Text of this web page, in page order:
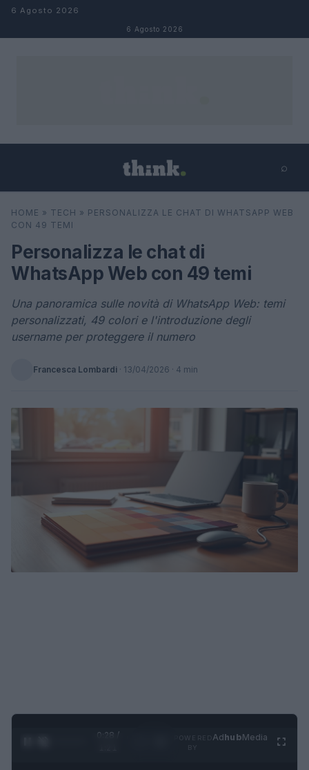
Salta al contenuto
6 Agosto 2026
6 Agosto 2026
⌕
Cerca ⌕ ×
HOME » TECH » PERSONALIZZA LE CHAT DI WHATSAPP WEB
CON 49 TEMI
Personalizza le chat di
WhatsApp Web con 49 temi
Una panoramica sulle novità di WhatsApp Web: temi
personalizzati, 49 colori e l'introduzione degli
username per proteggere il numero
Francesca Lombardi · 13/04/2026 · 4 min
0:29 /
AdhubMedia